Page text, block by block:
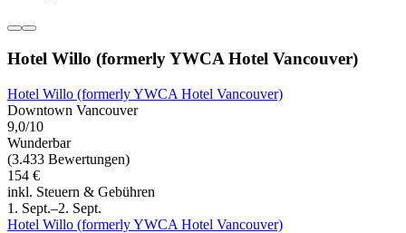
Hotel Willo (formerly YWCA Hotel Vancouver)
Hotel Willo (formerly YWCA Hotel Vancouver)
Downtown Vancouver
9,0/10
Wunderbar
(3.433 Bewertungen)
154 €
inkl. Steuern & Gebühren
1. Sept.–2. Sept.
Hotel Willo (formerly YWCA Hotel Vancouver)